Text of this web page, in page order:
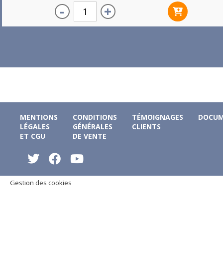
- +
MENTIONS
LÉGALES
ET CGU
CONDITIONS
GÉNÉRALES
DE VENTE
TÉMOIGNAGES
CLIENTS
Gestion des cookies